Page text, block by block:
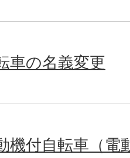
車の名義変更
機付自転車（電